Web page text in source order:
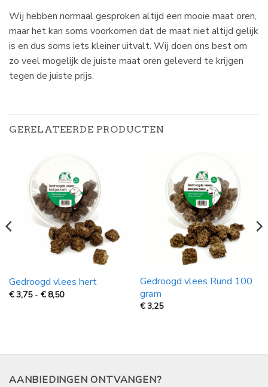
Wij hebben normaal gesproken altijd een mooie maat oren,
maar het kan soms voorkomen dat de maat niet altijd gelijk
is en dus soms iets kleiner uitvalt. Wij doen ons best om
zo veel mogelijk de juiste maat oren geleverd te krijgen
tegen de juiste prijs.
GERELATEERDE PRODUCTEN
Gedroogd vlees hert
€3,75 - €8,50Prijsklasse:
Gedroogd vlees Rund 100
gram
€3,25
AANBIEDINGEN ONTVANGEN?